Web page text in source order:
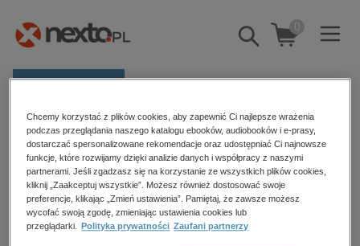
Pokaż/schowaj
wyszukiwarkę
0
Kategorie
Zobacz wszystkie E-prasa
budownictwo, aranżacja wnętrz
biznesowe, branżowe, gospodarka
Strona główna Catherine Steadman
Catherine Steadman
Chcemy korzystać z plików cookies, aby zapewnić Ci najlepsze wrażenia
podczas przeglądania naszego katalogu ebooków, audiobooków i e-prasy,
dostarczać spersonalizowane rekomendacje oraz udostępniać Ci najnowsze
funkcje, które rozwijamy dzięki analizie danych i współpracy z naszymi
partnerami. Jeśli zgadzasz się na korzystanie ze wszystkich plików cookies,
kliknij „Zaakceptuj wszystkie”. Możesz również dostosować swoje
preferencje, klikając „Zmień ustawienia”. Pamiętaj, że zawsze możesz
wycofać swoją zgodę, zmieniając ustawienia cookies lub
przeglądarki.
Polityka prywatności Zaufani partnerzy